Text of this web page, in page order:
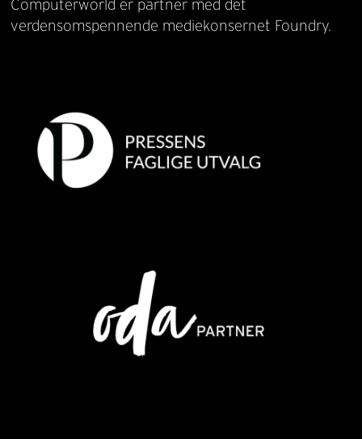
Computerworld er partner med det
verdensomspennende mediekonsernet Foundry.